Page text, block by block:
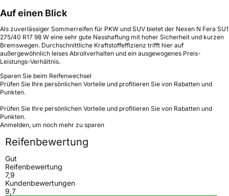
Auf einen Blick
Als zuverlässiger Sommerreifen für PKW und SUV bietet der Nexen N Fera SU1
275/40 R17 98 W eine sehr gute Nasshaftung mit hoher Sicherheit und kurzen
Bremswegen. Durchschnittliche Kraftstoffeffizienz trifft hier auf
außergewöhnlich leises Abrollverhalten und ein ausgewogenes Preis-
Leistungs-Verhältnis.
Sparen Sie beim Reifenwechsel
Prüfen Sie Ihre persönlichen Vorteile und profitieren Sie von Rabatten und
Punkten.
Prüfen Sie Ihre persönlichen Vorteile und profitieren Sie von Rabatten und
Punkten.
Anmelden, um noch mehr zu sparen
Reifenbewertung
Gut
Reifenbewertung
7,9
Kundenbewertungen
9,7